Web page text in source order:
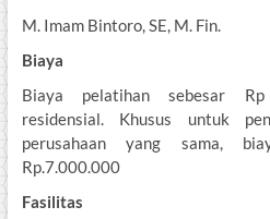
M. Imam Bintoro, SE, M. Fin.
Biaya
Biaya pelatihan sebesar
residensial. Khusus untuk
perusahaan yang sama,
Rp.7.000.000
Fasilitas